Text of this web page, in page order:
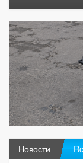
Новости